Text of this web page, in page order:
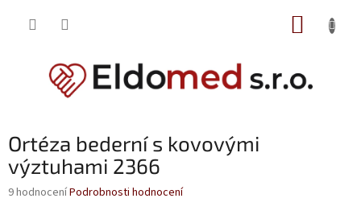
Ortéza bederní s kovovými
výztuhami 2366
Průměrné
9 hodnoceníPodrobnosti hodnocení